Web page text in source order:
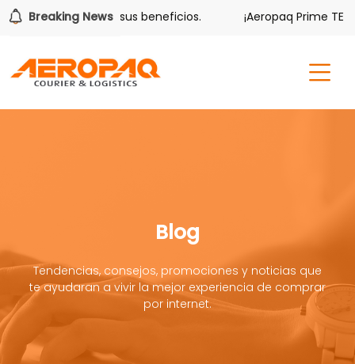
Breaking News
también tiene sus beneficios. ¡Aeropaq Prime TE DA
Blog
Tendencias, consejos, promociones y noticias que
te ayudaran a vivir la mejor experiencia de comprar
por internet.